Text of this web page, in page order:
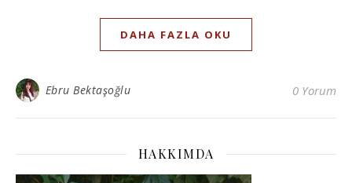
DAHA FAZLA OKU
Ebru Bektaşoğlu 0 Yorum
HAKKIMDA